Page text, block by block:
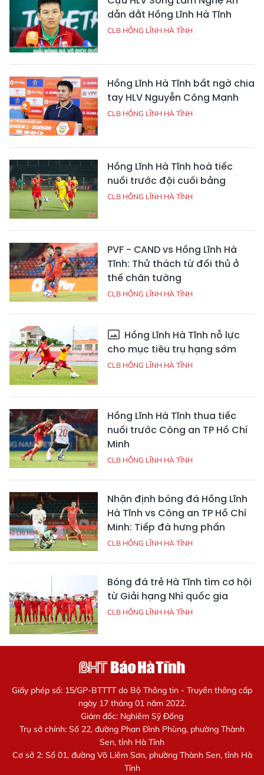
dẫn dắt Hồng Lĩnh Hà Tĩnh
CLB HỒNG LĨNH HÀ TĨNH
Hồng Lĩnh Hà Tĩnh bất ngờ chia
tay HLV Nguyễn Công Mạnh
CLB HỒNG LĨNH HÀ TĨNH
Hồng Lĩnh Hà Tĩnh hoà tiếc
nuối trước đội cuối bảng
CLB HỒNG LĨNH HÀ TĨNH
PVF - CAND vs Hồng Lĩnh Hà
Tĩnh: Thử thách từ đối thủ ở
thế chân tường
CLB HỒNG LĨNH HÀ TĨNH
Hồng Lĩnh Hà Tĩnh nỗ lực
cho mục tiêu trụ hạng sớm
CLB HỒNG LĨNH HÀ TĨNH
Hồng Lĩnh Hà Tĩnh thua tiếc
nuối trước Công an TP Hồ Chí
Minh
CLB HỒNG LĨNH HÀ TĨNH
Nhận định bóng đá Hồng Lĩnh
Hà Tĩnh vs Công an TP Hồ Chí
Minh: Tiếp đà hưng phấn
CLB HỒNG LĨNH HÀ TĨNH
Bóng đá trẻ Hà Tĩnh tìm cơ hội
từ Giải hạng Nhì quốc gia
CLB HỒNG LĨNH HÀ TĨNH
Giấy phép số: 15/GP-BTTTT do Bộ Thông tin - Truyền thông cấp
ngày 17 tháng 01 năm 2022.
Giám đốc: Nghiêm Sỹ Đống
Trụ sở chính: Số 22, đường Phan Đình Phùng, phường Thành
Sen, tỉnh Hà Tĩnh
Cơ sở 2: Số 01, đường Võ Liêm Sơn, phường Thành Sen, tỉnh Hà
Tĩnh